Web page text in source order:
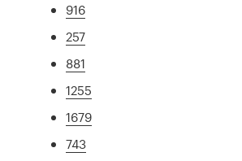
916
257
881
1255
1679
743